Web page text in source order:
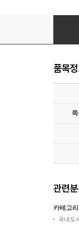
파란
품목
관련
카테고
국내도